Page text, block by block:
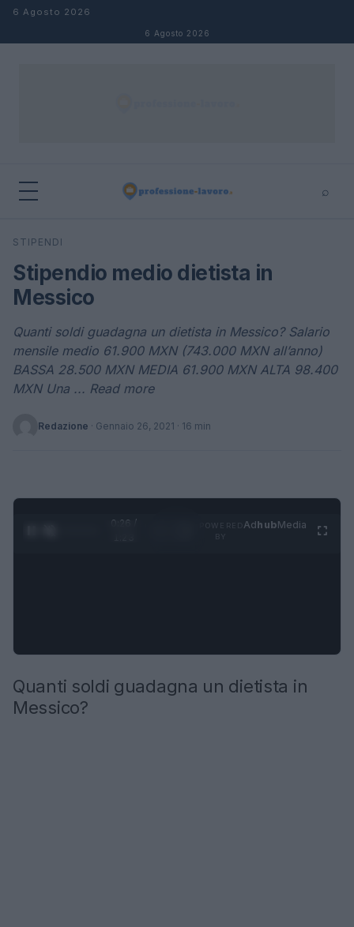
Salta al contenuto
6 Agosto 2026
6 Agosto 2026
⌕
Cerca
STIPENDI
Stipendio medio dietista in
Messico
Quanti soldi guadagna un dietista in Messico? Salario
mensile medio 61.900 MXN (743.000 MXN all’anno)
BASSA 28.500 MXN MEDIA 61.900 MXN ALTA 98.400
MXN Una ... Read more
Redazione · Gennaio 26, 2021 · 16 min
0:28 /
AdhubMedia
Quanti soldi guadagna un dietista in
Messico?